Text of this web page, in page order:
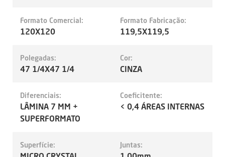
Formato Comercial:
120X120
Formato Fabricação:
119,5X119,5
Polegadas:
47 1/4X47 1/4
Cor:
CINZA
Diferenciais:
LÂMINA 7 MM +
SUPERFORMATO
Coeficitente:
< 0,4 ÁREAS INTERNAS
Superfície: Juntas: